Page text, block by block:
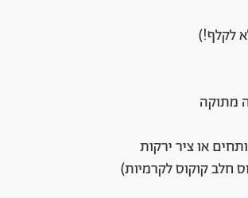
לקלף!)
מתוקה
חלב קוקוס לקרמיות)